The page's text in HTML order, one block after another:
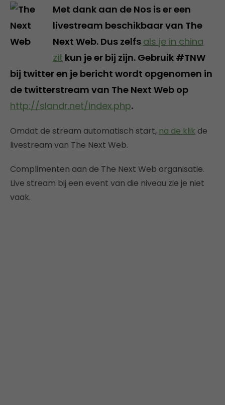
Met dank aan de Nos is er een
livestream beschikbaar van The
Next Web. Dus zelfs als je in china
zit kun je er bij zijn. Gebruik #TNW
bij twitter en je bericht wordt opgenomen in
de twitterstream van The Next Web op
http://slandr.net/index.php.
Omdat de stream automatisch start, na de klik de
livestream van The Next Web.
Complimenten aan de The Next Web organisatie.
Live stream bij een event van die niveau zie je niet
vaak.